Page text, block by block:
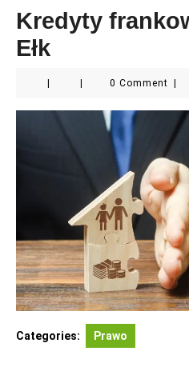
Kredyty
Ełk
0 Comment
Categories: Prawo